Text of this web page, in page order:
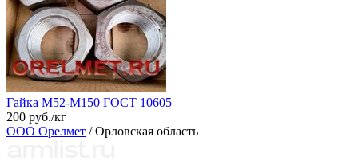
Гайка М52-М150 ГОСТ 10605
200 руб./кг
ООО Орелмет / Орловская область